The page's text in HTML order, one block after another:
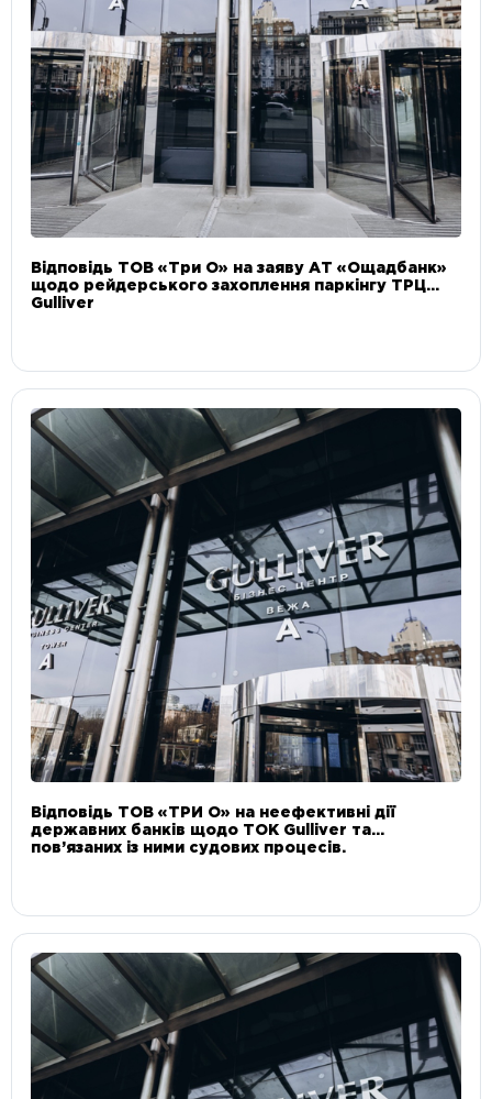
Відповідь ТОВ «Три О» на заяву АТ «Ощадбанк»
щодо рейдерського захоплення паркінгу ТРЦ
Gulliver
Відповідь ТОВ «ТРИ О» на неефективні дії
державних банків щодо ТОК Gulliver та
пов’язаних із ними судових процесів.